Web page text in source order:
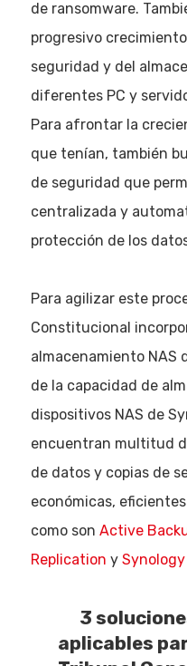
de ransomware.
progresivo
seguridad y del
diferentes PC y
Para afrontar la
que tenían, también
de seguridad que
centralizada y
protección de los
Para agilizar este
Constitucional
almacenamiento NAS
de la capacidad de
dispositivos NAS de
encuentran multitud
de datos y copias de
económicas,
como son Active
Replication y
3
aplicables